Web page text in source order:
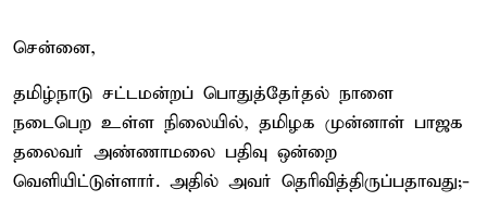
சென்னை,
தமிழ்நாடு சட்டமன்றப் பொதுத்தேர்தல் நாளை
நடைபெற உள்ள நிலையில், தமிழக முன்னாள் பாஜக
தலைவர் அண்ணாமலை பதிவு ஒன்றை
வெளியிட்டுள்ளார். அதில் அவர் தெரிவித்திருப்பதாவது;-